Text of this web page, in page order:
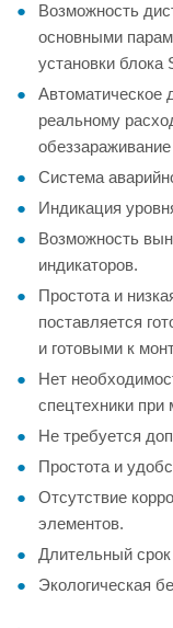
Возможность
основными
установки блока
Автоматическое
реальному
Система
Индикация
Возможность
индикаторов.
Простота и
поставляется
и готовыми к
Нет
спецтехники при
Не требуется
Простота и
Отсутствие
элементов.
Длительный
Экологическая